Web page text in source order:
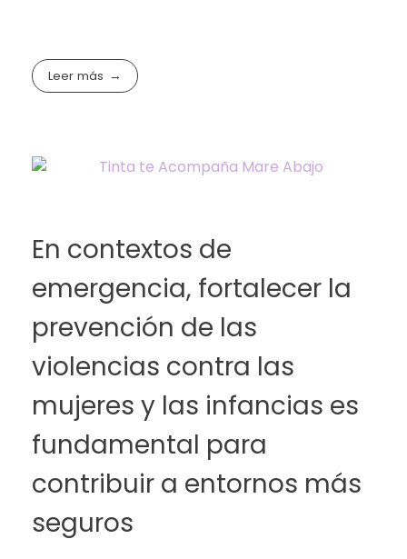
Leer más
En contextos de
emergencia, fortalecer la
prevención de las
violencias contra las
mujeres y las infancias es
fundamental para
contribuir a entornos más
seguros